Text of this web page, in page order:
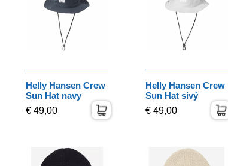
Helly Hansen Crew
Sun Hat navy
€ 49,00
Helly Hansen Crew
Sun Hat sivý
€ 49,00